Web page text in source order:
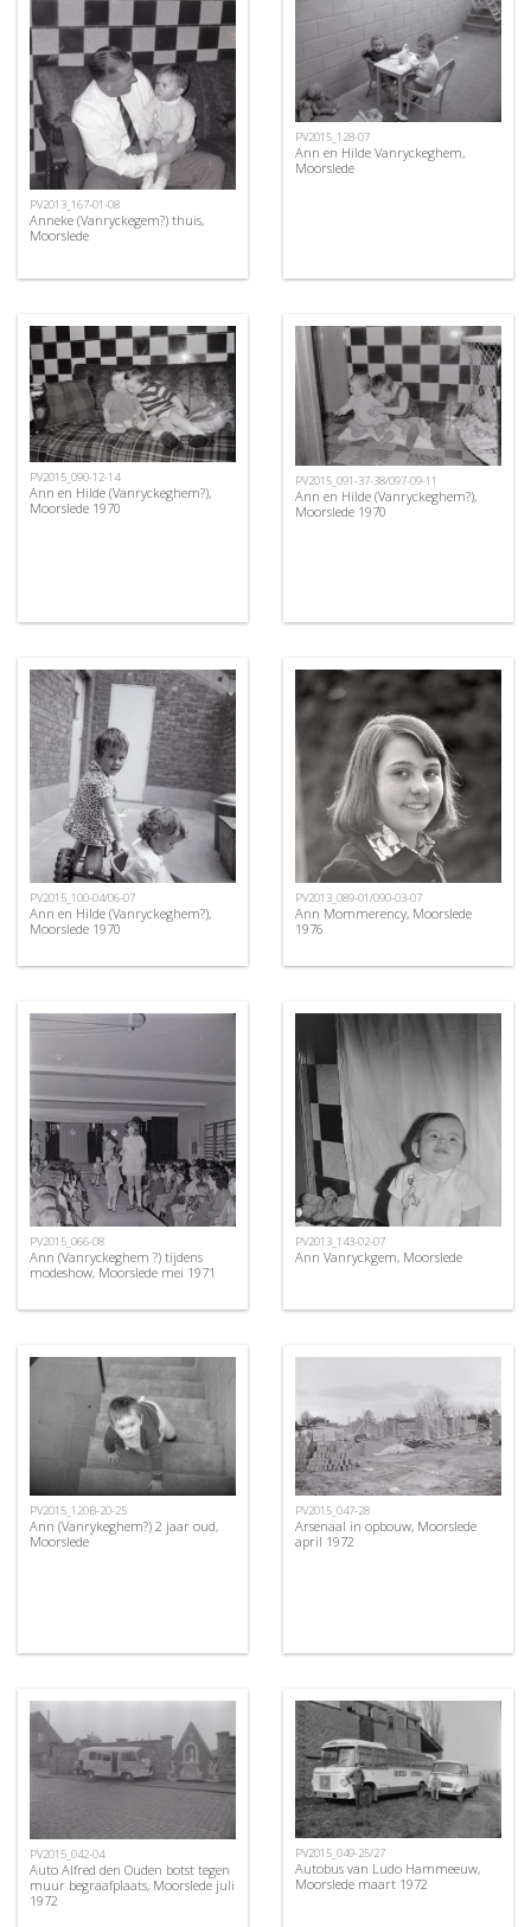
PV2013_167-01-08
Anneke (Vanryckegem?) thuis,
Moorslede
PV2015_128-07
Ann en Hilde Vanryckeghem,
Moorslede
PV2015_090-12-14
Ann en Hilde (Vanryckeghem?),
Moorslede 1970
PV2015_091-37-38/097-09-11
Ann en Hilde (Vanryckeghem?),
Moorslede 1970
PV2015_100-04/06-07
Ann en Hilde (Vanryckeghem?),
Moorslede 1970
PV2013_089-01/090-03-07
Ann Mommerency, Moorslede
1976
PV2015_066-08
Ann (Vanryckeghem ?) tijdens
modeshow, Moorslede mei 1971
PV2013_143-02-07
Ann Vanryckgem, Moorslede
PV2015_120B-20-25
Ann (Vanrykeghem?) 2 jaar oud,
Moorslede
PV2015_047-28
Arsenaal in opbouw, Moorslede
april 1972
PV2015_042-04
Auto Alfred den Ouden botst tegen
muur begraafplaats, Moorslede juli
1972
PV2015_049-25/27
Autobus van Ludo Hammeeuw,
Moorslede maart 1972